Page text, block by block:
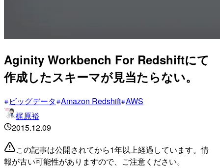
Aginity Workbench For Redshiftにて
作成したスキーマが見当たらない。
ビッグデータ Amazon Redshift AWS
梶原裕
2015.12.09
この記事は公開されてから1年以上経過しています。情
報が古い可能性がありますので、ご注意ください。